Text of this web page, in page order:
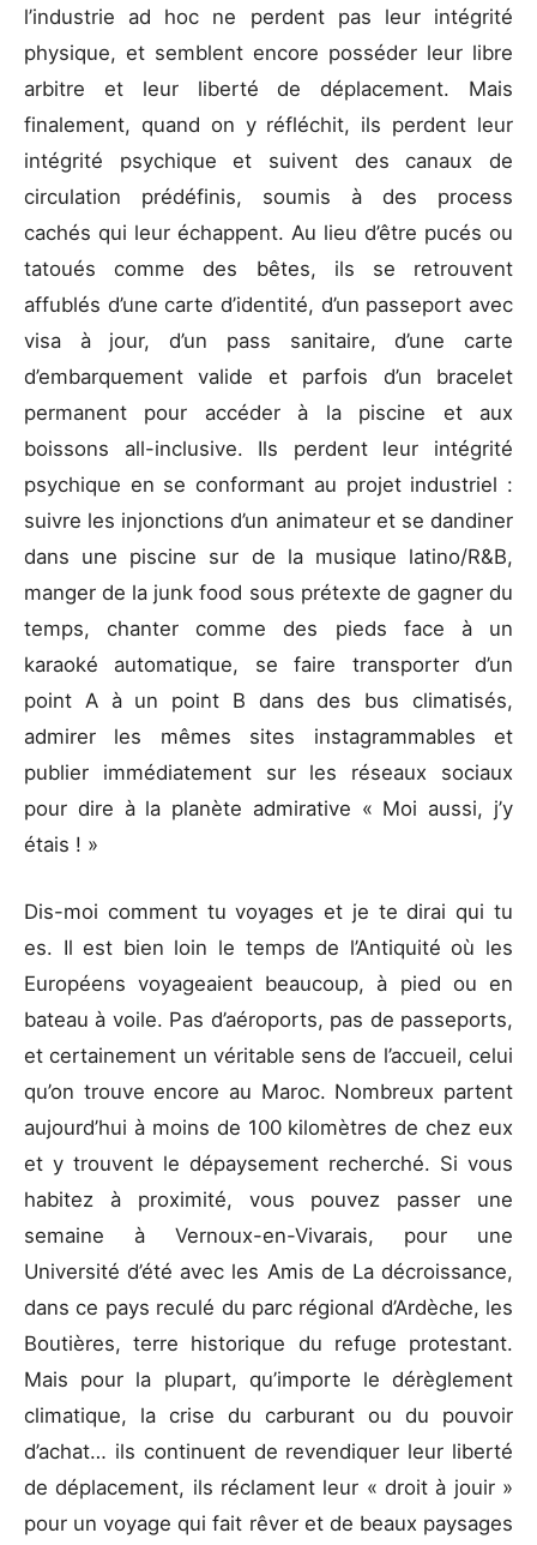
l’industrie ad hoc ne perdent pas leur intégrité
physique, et semblent encore posséder leur libre
arbitre et leur liberté de déplacement. Mais
finalement, quand on y réfléchit, ils perdent leur
intégrité psychique et suivent des canaux de
circulation prédéfinis, soumis à des process
cachés qui leur échappent. Au lieu d’être pucés ou
tatoués comme des bêtes, ils se retrouvent
affublés d’une carte d’identité, d’un passeport avec
visa à jour, d’un pass sanitaire, d’une carte
d’embarquement valide et parfois d’un bracelet
permanent pour accéder à la piscine et aux
boissons all-inclusive. Ils perdent leur intégrité
psychique en se conformant au projet industriel :
suivre les injonctions d’un animateur et se dandiner
dans une piscine sur de la musique latino/R&B,
manger de la junk food sous prétexte de gagner du
temps, chanter comme des pieds face à un
karaoké automatique, se faire transporter d’un
point A à un point B dans des bus climatisés,
admirer les mêmes sites instagrammables et
publier immédiatement sur les réseaux sociaux
pour dire à la planète admirative « Moi aussi, j’y
étais ! »
Dis-moi comment tu voyages et je te dirai qui tu
es. Il est bien loin le temps de l’Antiquité où les
Européens voyageaient beaucoup, à pied ou en
bateau à voile. Pas d’aéroports, pas de passeports,
et certainement un véritable sens de l’accueil, celui
qu’on trouve encore au Maroc. Nombreux partent
aujourd’hui à moins de 100 kilomètres de chez eux
et y trouvent le dépaysement recherché. Si vous
habitez à proximité, vous pouvez passer une
semaine à Vernoux-en-Vivarais, pour une
Université d’été avec les Amis de La décroissance,
dans ce pays reculé du parc régional d’Ardèche, les
Boutières, terre historique du refuge protestant.
Mais pour la plupart, qu’importe le dérèglement
climatique, la crise du carburant ou du pouvoir
d’achat… ils continuent de revendiquer leur liberté
de déplacement, ils réclament leur « droit à jouir »
pour un voyage qui fait rêver et de beaux paysages